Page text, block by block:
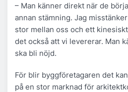
– Man känner direkt när de
annan stämning. Jag
stor mellan oss och ett
det också att vi levererar. Man
ska bli nöjd.
För blir byggföretagaren det
på en stor marknad för